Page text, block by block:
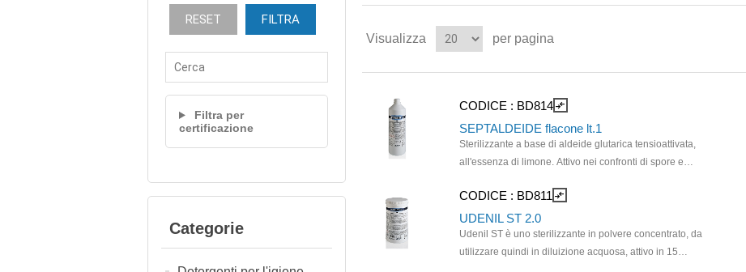
RESET FILTRA
Filtra per
certificazione
Categorie
Visualizza per pagina
CODICE : BD814 compare_arrows
SEPTALDEIDE flacone lt.1
Sterilizzante a base di aldeide glutarica tensioattivata,
all'essenza di limone. Attivo nei confronti di spore e
puro per la sterilizzazione di strumenti e oggetti, inclusi
quelli termolabili. Confezione da 12 flaconi da 1 lt.
CODICE : BD811 compare_arrows
UDENIL ST 2.0
Udenil ST è uno sterilizzante in polvere concentrato, da
utilizzare quindi in diluizione acquosa, attivo in 15